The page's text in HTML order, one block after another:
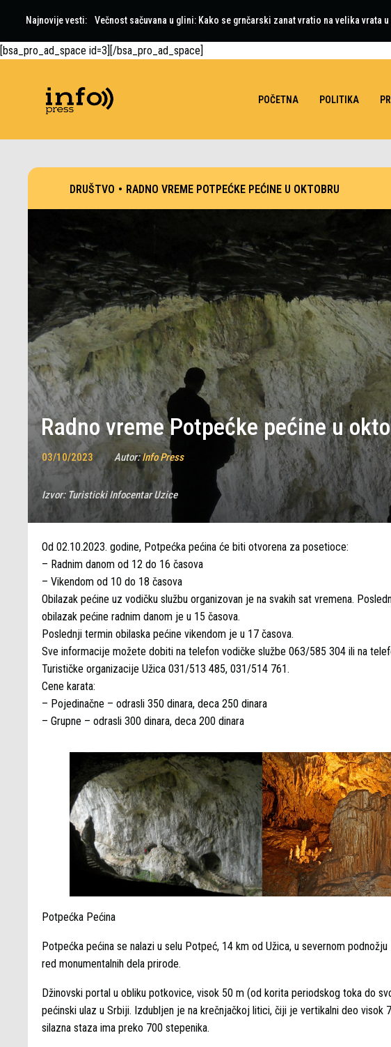
Najnovije vesti: Večnost sačuvana u glini: Kako se grnčarski zanat vratio na velika vrata
[bsa_pro_ad_space id=3][/bsa_pro_ad_space]
POČETNA POLITIKA
DRUŠTVO • RADNO VREME POTPEĆKE PEĆINE U OKTOBRU
Radno vreme Potpećke pećine u
03/10/2023 Autor:Info Press
Izvor:Turisticki Infocentar Uzice
Od 02.10.2023. godine, Potpećka pećina će biti otvorena za posetioce:
– Radnim danom od 12 do 16 časova
– Vikendom od 10 do 18 časova
Obilazak pećine uz vodičku službu organizovan je na svakih sat vremena.
obilazak pećine radnim danom je u 15 časova.
Poslednji termin obilaska pećine vikendom je u 17 časova.
Sve informacije možete dobiti na telefon vodičke službe 063/585 304 ili na
Turističke organizacije Užica 031/513 485, 031/514 761.
Cene karata:
– Pojedinačne – odrasli 350 dinara, deca 250 dinara
– Grupne – odrasli 300 dinara, deca 200 dinara
Potpećka Pećina
Potpećka pećina se nalazi u selu Potpeć, 14 km od Užica, u severnom
red monumentalnih dela prirode.
Džinovski portal u obliku potkovice, visok 50 m (od korita periodskog toka do
pećinski ulaz u Srbiji. Izdubljen je na krečnjačkoj litici, čiji je vertikalni deo visok
silazna staza ima preko 700 stepenika.